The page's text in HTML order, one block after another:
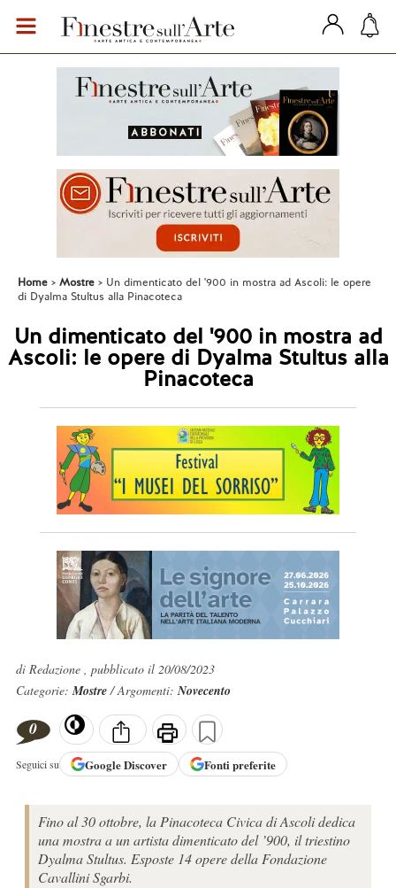
Home Mostre
Un dimenticato del '900 in mostra ad Ascoli: le opere
di Dyalma Stultus alla Pinacoteca
Un dimenticato del '900 in mostra ad
Ascoli: le opere di Dyalma Stultus alla
Pinacoteca
di Redazione , pubblicato il 20/08/2023
Categorie:Mostre/ Argomenti:Novecento
0
Seguici su GoogleDiscover Fonti preferite
Fino al 30 ottobre, la Pinacoteca Civica di Ascoli dedica
una mostra a un artista dimenticato del ’900, il triestino
Dyalma Stultus. Esposte 14 opere della Fondazione
Cavallini Sgarbi.